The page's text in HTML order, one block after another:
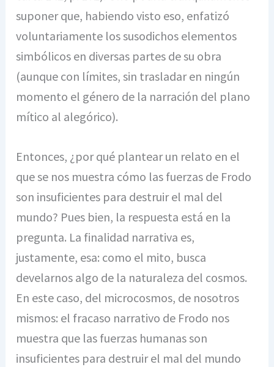
suponer que, habiendo visto eso, enfatizó
voluntariamente los susodichos elementos
simbólicos en diversas partes de su obra
(aunque con límites, sin trasladar en ningún
momento el género de la narración del plano
mítico al alegórico).
Entonces, ¿por qué plantear un relato en el
que se nos muestra cómo las fuerzas de Frodo
son insuficientes para destruir el mal del
mundo? Pues bien, la respuesta está en la
pregunta. La finalidad narrativa es,
justamente, esa: como el mito, busca
develarnos algo de la naturaleza del cosmos.
En este caso, del microcosmos, de nosotros
mismos: el fracaso narrativo de Frodo nos
muestra que las fuerzas humanas son
insuficientes para destruir el mal del mundo